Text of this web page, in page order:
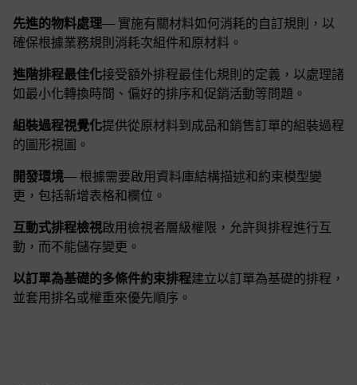
先進的物料處理— 實施有關材料如何消耗的自訂規則，以
確保根據業務規則消耗次組件和原材料。
進階排程最佳化接受額外排程最佳化規則的定義，以處理諸
如最小化轉換時間、偏好的排序和促銷活動等問題。
組裝過程視覺化提供從原材料到成品和銷售訂單的組裝過程
的圖形視圖。
開發環境— 根據需要啟用資料庫結構描述和約束模型變
更，包括新增表格和欄位。
互動式排程檢視啟用檢視者層級權限，允許與排程進行互
動，而不能儲存變更。
以訂單為基礎的多條件約束排程建立以訂單為基礎的排程，
並套用排名或權重來優先順序。